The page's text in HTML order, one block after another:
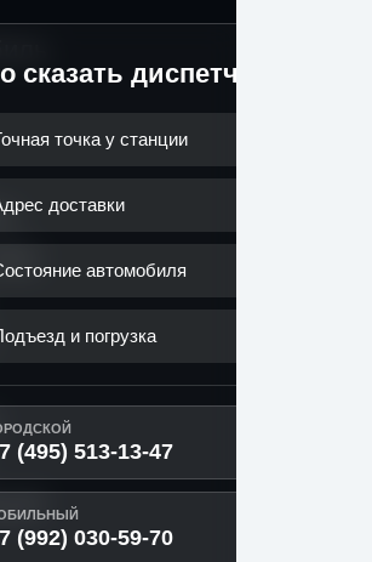
сказать диспетчеру
точка у станции
доставки
автомобиля
и погрузка
(495) 513-13-47
(992) 030-59-70